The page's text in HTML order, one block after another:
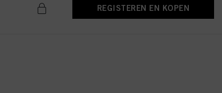
REGISTEREN EN KOPEN